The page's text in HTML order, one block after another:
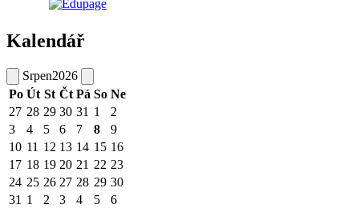
Kalendář
Srpen2026
Po Út St Čt Pá So Ne
27 28 29 30 31 1
2
3
4 5 6 7 8
9
10 11 12 13 14 15 16
17 18 19 20 21 22 23
24 25 26 27 28 29 30
31 1 2 3 4 5 6